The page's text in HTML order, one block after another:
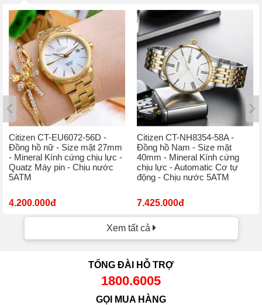
Citizen CT-EU6072-56D -
Đồng hồ nữ - Size mặt 27mm
- Mineral Kính cứng chịu lực -
Quatz Máy pin - Chịu nước
5ATM
4.200.000đ
Citizen CT-NH8354-58A -
Đồng hồ Nam - Size mặt
40mm - Mineral Kính cứng
chịu lực - Automatic Cơ tự
động - Chịu nước 5ATM
7.425.000đ
Xem tất cả
TỔNG ĐÀI HỖ TRỢ
1800.6005
GỌI MUA HÀNG